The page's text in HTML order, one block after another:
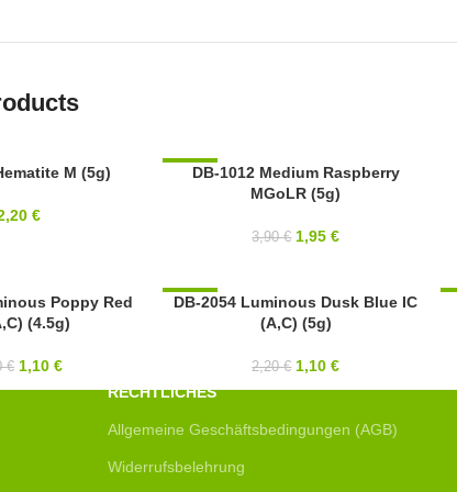
M (5g)
€
-50%DB-1012 Medium Raspberry
MGoLR (5g)
3,90€ 1,95€
Poppy Red
(4.5g)
€ 1,10 €
-50%
DB-2054 Luminous Dusk Blue IC
(A,C) (5g)
2,20€ 1,10€
RECHTLICHES
Allgemeine Geschäftsbedingungen (AGB)
Widerrufsbelehrung